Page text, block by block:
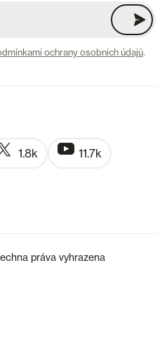
ochrany osobních údajů.
1.8k 11.7k
práva vyhrazena